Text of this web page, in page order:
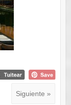
Siguiente »